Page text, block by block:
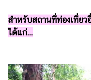
สำหรับสถานที่ท่องเที่ย
ได้แก่...